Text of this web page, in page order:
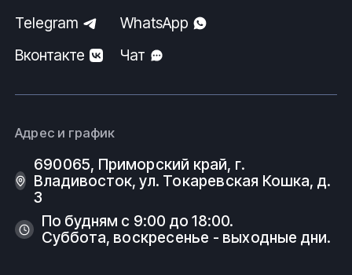
Telegram
WhatsApp
Вконтакте
Чат
Адрес и график
690065, Приморский край, г.
Владивосток, ул. Токаревская Кошка, д.
3
По будням с 9:00 до 18:00.
Суббота, воскресенье - выходные дни.